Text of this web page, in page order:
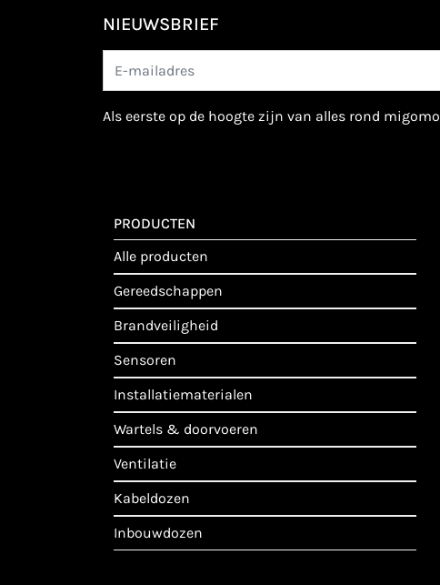
NIEUWSBRIEF
als eerste op de hoogte zijn van alles rond migomo
PRODUCTEN
alle producten
gereedschappen
brandveiligheid
sensoren
installatiematerialen
wartels & doorvoeren
ventilatie
kabeldozen
inbouwdozen